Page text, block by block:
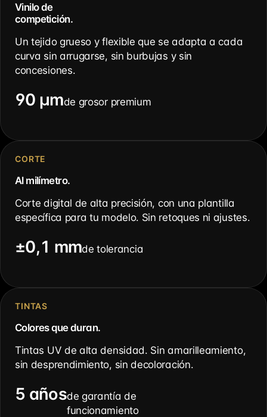
Vinilo de
competición.
Un tejido grueso y flexible que se adapta a cada
curva sin arrugarse, sin burbujas y sin
concesiones.
90 µmde grosor premium
CORTE
Al milímetro.
Corte digital de alta precisión, con una plantilla
específica para tu modelo. Sin retoques ni ajustes.
±0,1 mmde tolerancia
TINTAS
Colores que duran.
Tintas UV de alta densidad. Sin amarilleamiento,
sin desprendimiento, sin decoloración.
5 añosde garantía de
funcionamiento